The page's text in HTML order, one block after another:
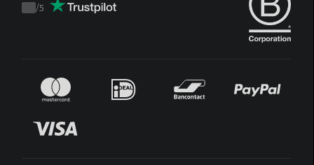
Trustpilot
/5